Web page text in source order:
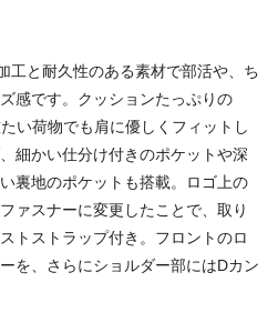
工と耐久性のある素材で部活や、ち
感です。クッションたっぷりの
い荷物でも肩に優しくフィットし
細かい仕分け付きのポケットや深
裏地のポケットも搭載。ロゴ上の
ァスナーに変更したことで、取り
トストラップ付き。フロントのロ
を、さらにショルダー部にはDカン